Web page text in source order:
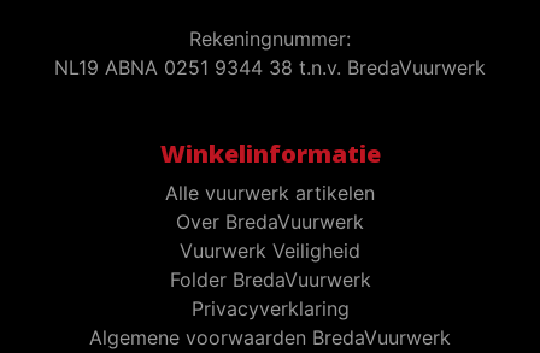
Rekeningnummer:
NL19 ABNA 0251 9344 38 t.n.v. BredaVuurwerk
Winkelinformatie
Alle vuurwerk artikelen
Over BredaVuurwerk
Vuurwerk Veiligheid
Folder BredaVuurwerk
Privacyverklaring
Algemene voorwaarden BredaVuurwerk